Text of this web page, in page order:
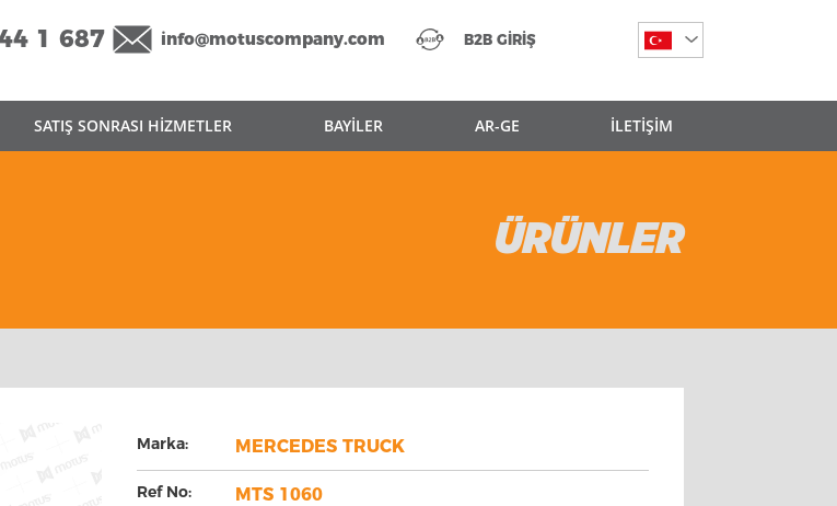
1 687 info@motuscompany.com B2B GİRİŞ
SATIŞ SONRASI HİZMETLER BAYİLER AR-GE İLETİŞİM
ÜRÜNLER
Marka: MERCEDES TRUCK
Ref No: MTS 1060